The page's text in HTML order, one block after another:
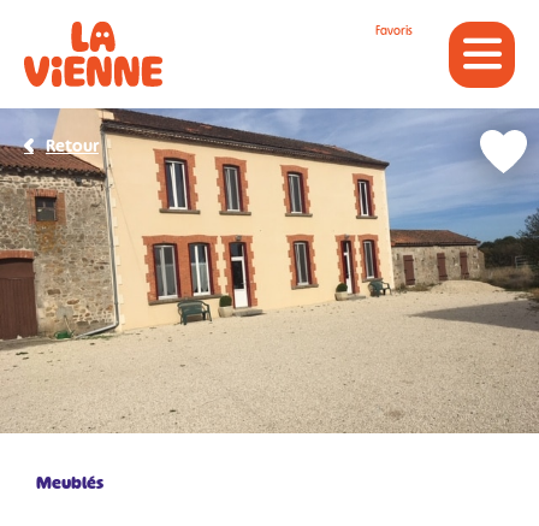
Favoris
Meublés
Retour